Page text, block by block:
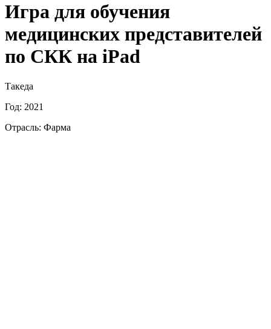
Игра для обучения
медицинских представителей
по СКК на iPad
Такеда
Год: 2021
Отрасль: Фарма